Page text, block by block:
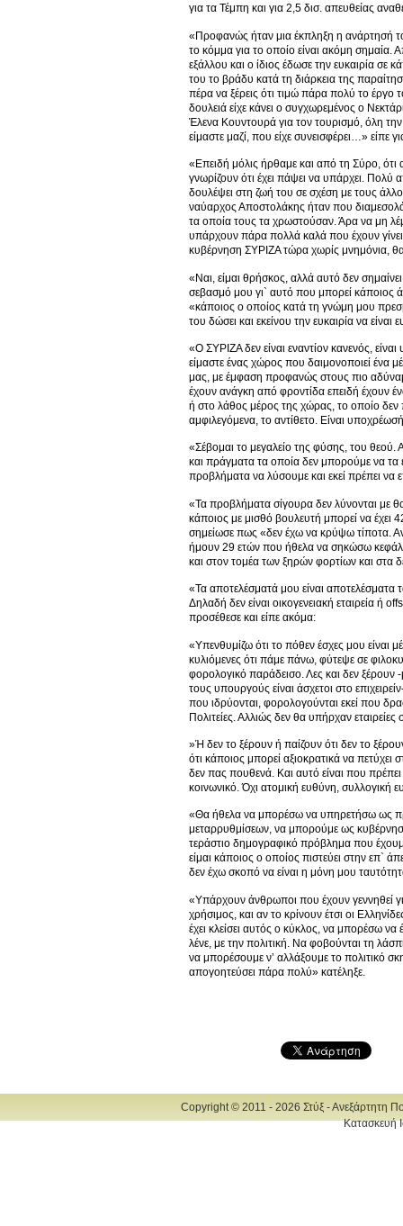
για τα Τέμπη και για 2,5 δισ. απευθείας
«Προφανώς ήταν μια έκπληξη η ανάρτησή
το κόμμα για το οποίο είναι ακόμη σημαία.
εξάλλου και ο ίδιος έδωσε την ευκαιρία σε
του το βράδυ κατά τη διάρκεια της
πέρα να ξέρεις ότι τιμώ πάρα πολύ το
δουλειά είχε κάνει ο συγχωρεμένος ο
Έλενα Κουντουρά για τον τουρισμό, όλη
είμαστε μαζί, που είχε συνεισφέρει…» είπε
«Επειδή μόλις ήρθαμε και από τη Σύρο,
γνωρίζουν ότι έχει πάψει να υπάρχει. Πολύ
δουλέψει στη ζωή του σε σχέση με τους
ναύαρχος Αποστολάκης ήταν που
τα οποία τους τα χρωστούσαν. Άρα να μη
υπάρχουν πάρα πολλά καλά που έχουν
κυβέρνηση ΣΥΡΙΖΑ τώρα χωρίς μνημόνια,
«Ναι, είμαι θρήσκος, αλλά αυτό δεν
σεβασμό μου γι` αυτό που μπορεί κάποιος
«κάποιος ο οποίος κατά τη γνώμη μου
του δώσει και εκείνου την ευκαιρία να
«Ο ΣΥΡΙΖΑ δεν είναι εναντίον κανενός,
είμαστε ένας χώρος που δαιμονοποιεί ένα
μας, με έμφαση προφανώς στους πιο
έχουν ανάγκη από φροντίδα επειδή έχουν
ή στο λάθος μέρος της χώρας, το οποίο δεν
αμφιλεγόμενα, το αντίθετο. Είναι
«Σέβομαι το μεγαλείο της φύσης, του
και πράγματα τα οποία δεν μπορούμε να τα
προβλήματα να λύσουμε και εκεί πρέπει
«Τα προβλήματα σίγουρα δεν λύνονται με
κάποιος με μισθό βουλευτή μπορεί να έχει
σημείωσε πως «δεν έχω να κρύψω τίποτα.
ήμουν 29 ετών που ήθελα να σηκώσω
και στον τομέα των ξηρών φορτίων και στα
«Τα αποτελέσματά μου είναι αποτελέσματα
Δηλαδή δεν είναι οικογενειακή εταιρεία ή
προσέθεσε και είπε ακόμα:
«Υπενθυμίζω ότι το πόθεν έσχες μου είναι
κυλιόμενες ότι πάμε πάνω, φύτεψε σε
φορολογικό παράδεισο. Λες και δεν ξέρουν -
τους υπουργούς είναι άσχετοι στο
που ιδρύονται, φορολογούνται εκεί που
Πολιτείες. Αλλιώς δεν θα υπήρχαν εταιρείες
»Ή δεν το ξέρουν ή παίζουν ότι δεν το
ότι κάποιος μπορεί αξιοκρατικά να
δεν πας πουθενά. Και αυτό είναι που πρέπει
κοινωνικό. Όχι ατομική ευθύνη, συλλογική
«Θα ήθελα να μπορέσω να υπηρετήσω ως
μεταρρυθμίσεων, να μπορούμε ως
τεράστιο δημογραφικό πρόβλημα που
είμαι κάποιος ο οποίος πιστεύει στην επ`
δεν έχω σκοπό να είναι η μόνη μου
«Υπάρχουν άνθρωποι που έχουν γεννηθεί
χρήσιμος, και αν το κρίνουν έτσι οι
έχει κλείσει αυτός ο κύκλος, να μπορέσω
λένε, με την πολιτική. Να φοβούνται τη
να μπορέσουμε ν’ αλλάξουμε το πολιτικό
απογοητεύσει πάρα πολύ» κατέληξε.
Copyright © 2011 - 2026 Στύξ - Ανεξάρτητη
Κατασκευή